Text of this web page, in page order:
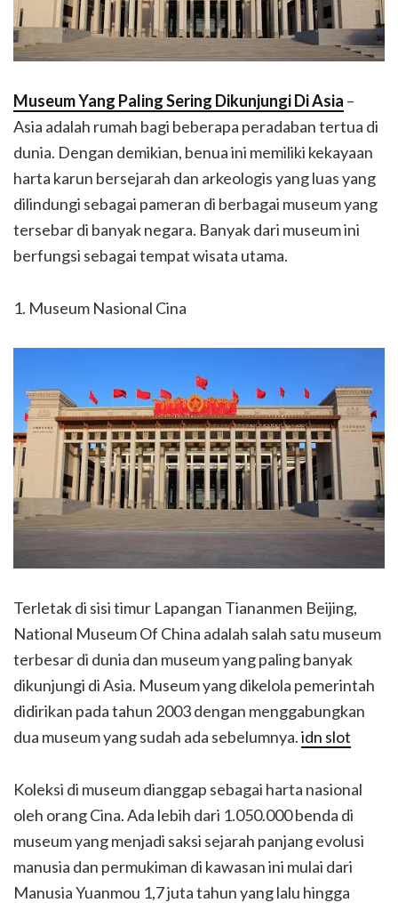
Museum Yang Paling Sering Dikunjungi Di Asia –
Asia adalah rumah bagi beberapa peradaban tertua di
dunia. Dengan demikian, benua ini memiliki kekayaan
harta karun bersejarah dan arkeologis yang luas yang
dilindungi sebagai pameran di berbagai museum yang
tersebar di banyak negara. Banyak dari museum ini
berfungsi sebagai tempat wisata utama.
1. Museum Nasional Cina
Terletak di sisi timur Lapangan Tiananmen Beijing,
National Museum Of China adalah salah satu museum
terbesar di dunia dan museum yang paling banyak
dikunjungi di Asia. Museum yang dikelola pemerintah
didirikan pada tahun 2003 dengan menggabungkan
dua museum yang sudah ada sebelumnya.idn slot
Koleksi di museum dianggap sebagai harta nasional
oleh orang Cina. Ada lebih dari 1.050.000 benda di
museum yang menjadi saksi sejarah panjang evolusi
manusia dan permukiman di kawasan ini mulai dari
Manusia Yuanmou 1,7 juta tahun yang lalu hingga